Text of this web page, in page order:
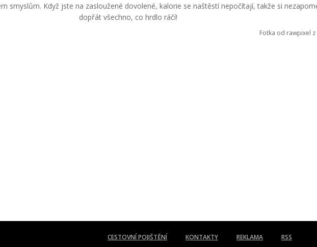
smyslům. Když jste na zasloužené dovolené, kalorie se naštěstí nepočítají, takže si
dopřát všechno, co hrdlo ráčí!
Fotka od rawpixel z
CESTOVNÍ POJIŠTĚNÍ KONTAKTY REKLAMA RSS